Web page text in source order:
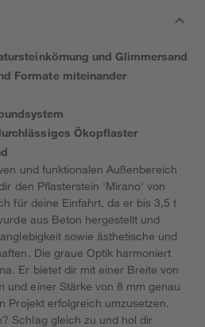
und Glimmersand
Formate miteinander
Ökopflaster
und funktionalen Außenbereich
den Pflasterstein 'Mirano' von
für deine Einfahrt, da er bis 3,5 t
aus Beton hergestellt und
sowie ästhetische und
Die graue Optik harmoniert
Er bietet dir mit einer Breite von
und einer Stärke von 8 mm genau
Projekt erfolgreich umzusetzen.
Schlag gleich zu und hol dir